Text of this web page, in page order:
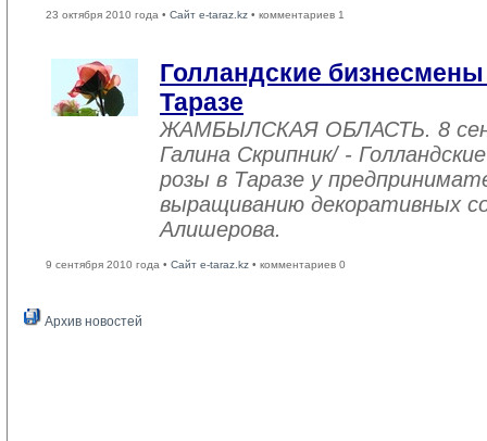
23 октября 2010 года • Сайт e-taraz.kz • комментариев 1
Голландские
Таразе
ЖАМБЫЛСКАЯ ОБЛАСТЬ. 8
Галина Скрипник/ -
розы в Таразе у
выращиванию декоративных
Алишерова.
9 сентября 2010 года • Сайт e-taraz.kz • комментариев 0
Архив новостей